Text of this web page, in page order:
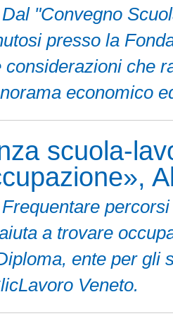
"Convegno
presso la
considerazioni che
economico
scuola-
a trovare
ente per gli
Veneto.